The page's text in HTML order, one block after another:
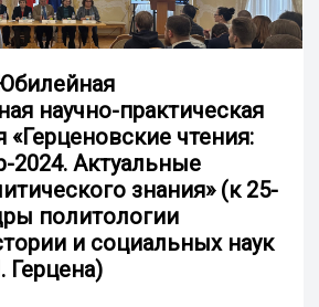
научно-практическая
чтения:
2024. Актуальные
знания» (к 25-
политологии
и социальных наук